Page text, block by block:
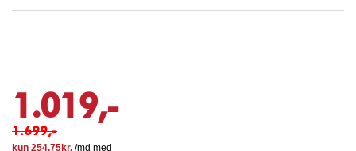
1.019,-
1.699,-